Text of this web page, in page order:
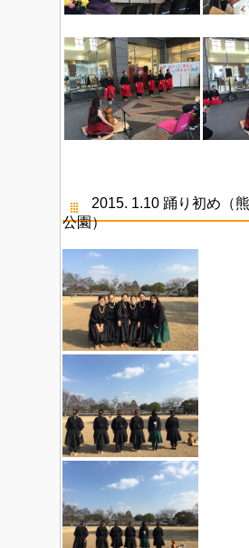
2015. 1.10 踊り初め（
公園）